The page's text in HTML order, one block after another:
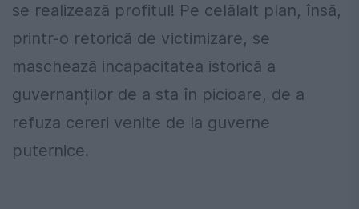
se realizează profitul! Pe celălalt plan, însă,
printr-o retorică de victimizare, se
maschează incapacitatea istorică a
guvernanților de a sta în picioare, de a
refuza cereri venite de la guverne
puternice.